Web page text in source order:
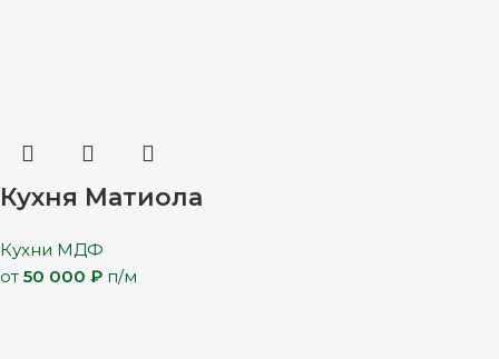
Кухня Матиола
Кухни МДФ
от 50 000 ₽ п/м